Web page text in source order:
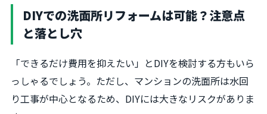
DIYでの洗面所リフォームは可能？注意点
と落とし穴
「できるだけ費用を抑えたい」とDIYを検討する方もいら
っしゃるでしょう。ただし、マンションの洗面所は水回
り工事が中心となるため、DIYには大きなリスクがありま